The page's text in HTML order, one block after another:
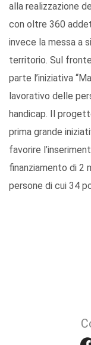
alla realizzazione
con oltre 360
invece la messa a
territorio. Sul
parte l’iniziativa
lavorativo delle
handicap. Il
prima grande
favorire
finanziamento di 2
persone di cui 34